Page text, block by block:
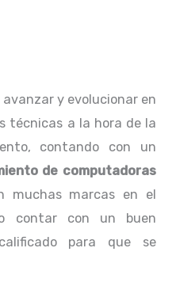
y evolucionar en
técnicas a la hora de la
contando con un
de computadoras
muchas marcas en el
contar con un buen
para que se